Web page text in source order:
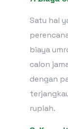
Satu hal
biaya
calon
dengan
rupiah.